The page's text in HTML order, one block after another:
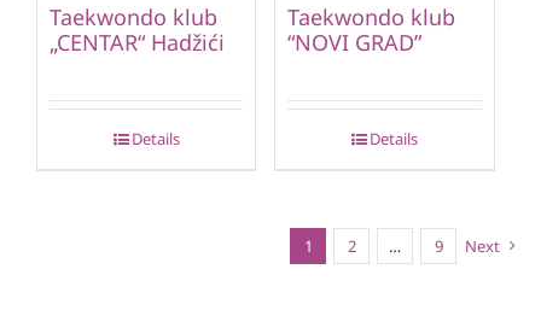
Taekwondo klub
„CENTAR“ Hadžići
Details
Taekwondo klub
“NOVI GRAD”
Details
1 2 … 9 Next